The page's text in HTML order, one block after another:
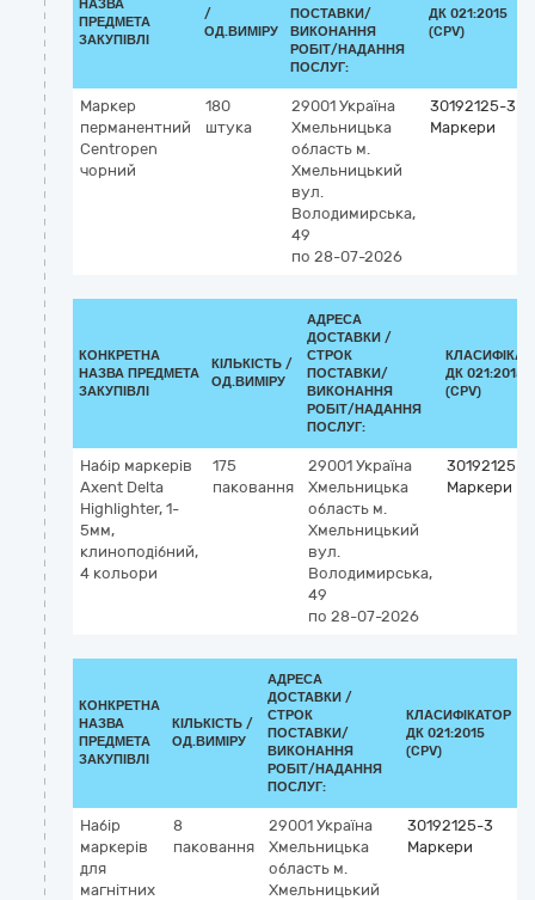
НАЗВА
ПРЕДМЕТА
ЗАКУПІВЛІ
/
ОД.ВИМІРУ
ПОСТАВКИ/
ВИКОНАННЯ
РОБІТ/НАДАННЯ
ПОСЛУГ:
ДК 021:2015
(CPV)
Маркер
перманентний
Centropen
чорний
180
штука
29001 Україна
Хмельницька
область м.
Хмельницький
вул.
Володимирська,
49
по 28-07-2026
30192125-3
Маркери
КОНКРЕТНА
НАЗВА ПРЕДМЕТА
ЗАКУПІВЛІ
КІЛЬКІСТЬ /
ОД.ВИМІРУ
АДРЕСА
ДОСТАВКИ /
СТРОК
ПОСТАВКИ/
ВИКОНАННЯ
РОБІТ/НАДАННЯ
ПОСЛУГ:
ДК 021:2015
(CPV)
Набір маркерів
Axent Delta
Highlighter, 1-
5мм,
клиноподібний,
4 кольори
175
паковання
29001 Україна
Хмельницька
область м.
Хмельницький
вул.
Володимирська,
49
по 28-07-2026
30192125-3
Маркери
КОНКРЕТНА
НАЗВА
ПРЕДМЕТА
ЗАКУПІВЛІ
КІЛЬКІСТЬ /
ОД.ВИМІРУ
АДРЕСА
ДОСТАВКИ /
СТРОК
ПОСТАВКИ/
ВИКОНАННЯ
РОБІТ/НАДАННЯ
ПОСЛУГ:
КЛАСИФІКАТОР
ДК 021:2015
(CPV)
Набір
маркерів
для
магнітних
8
паковання
29001 Україна
Хмельницька
область м.
Хмельницький
30192125-3
Маркери